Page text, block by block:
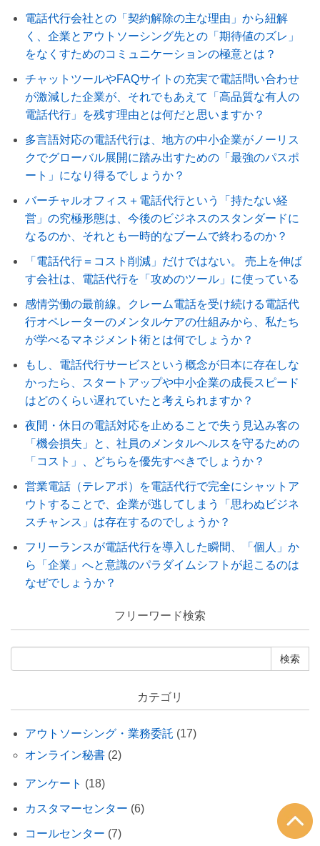
電話代行会社との「契約解除の主な理由」から紐解
く、企業とアウトソーシング先との「期待値のズレ」
をなくすためのコミュニケーションの極意とは？
チャットツールやFAQサイトの充実で電話問い合わせ
が激減した企業が、それでもあえて「高品質な有人の
電話代行」を残す理由とは何だと思いますか？
多言語対応の電話代行は、地方の中小企業がノーリス
クでグローバル展開に踏み出すための「最強のパスポ
ート」になり得るでしょうか？
バーチャルオフィス＋電話代行という「持たない経
営」の究極形態は、今後のビジネスのスタンダードに
なるのか、それとも一時的なブームで終わるのか？
「電話代行＝コスト削減」だけではない。 売上を伸ば
す会社は、電話代行を「攻めのツール」に使っている
感情労働の最前線。クレーム電話を受け続ける電話代
行オペレーターのメンタルケアの仕組みから、私たち
が学べるマネジメント術とは何でしょうか？
もし、電話代行サービスという概念が日本に存在しな
かったら、スタートアップや中小企業の成長スピード
はどのくらい遅れていたと考えられますか？
夜間・休日の電話対応を止めることで失う見込み客の
「機会損失」と、社員のメンタルヘルスを守るための
「コスト」、どちらを優先すべきでしょうか？
営業電話（テレアポ）を電話代行で完全にシャットア
ウトすることで、企業が逃してしまう「思わぬビジネ
スチャンス」は存在するのでしょうか？
フリーランスが電話代行を導入した瞬間、「個人」か
ら「企業」へと意識のパラダイムシフトが起こるのは
なぜでしょうか？
フリーワード検索
カテゴリ
アウトソーシング・業務委託 (17)
オンライン秘書 (2)
アンケート (18)
カスタマーセンター (6)
コールセンター (7)